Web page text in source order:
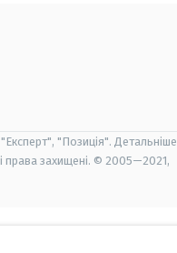
"Позиція". Детальніше
права захищені. © 2005—2021,